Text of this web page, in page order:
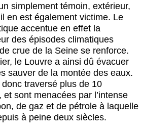
simplement témoin, extérieur,
en est également victime. Le
accentue en effet la
des épisodes climatiques
crue de la Seine se renforce.
le Louvre a ainsi dû évacuer
sauver de la montée des eaux.
traversé plus de 10
et sont menacées par l’intense
de gaz et de pétrole à laquelle
à peine deux siècles.